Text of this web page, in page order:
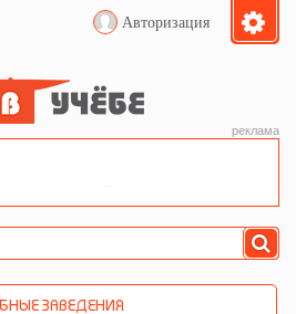
Авторизация
реклама
ЗАВЕДЕНИЯ